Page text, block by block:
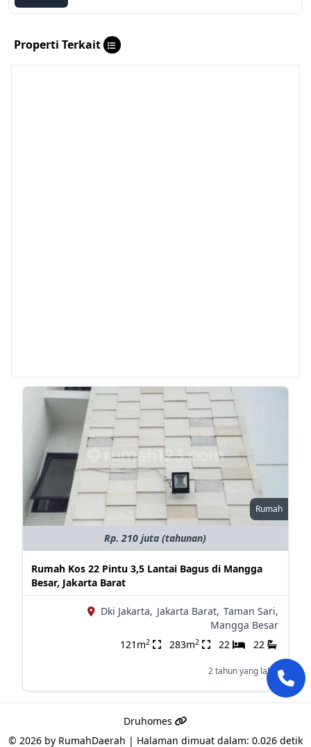
Properti Terkait
Rumah
Rp. 210 juta (tahunan)
Rumah Kos 22 Pintu 3,5 Lantai Bagus di Mangga
Besar, Jakarta Barat
Dki Jakarta, Jakarta Barat, Taman Sari,
Mangga Besar
121m2 283m2 22 22
2 tahun yang lalu
Druhomes
© 2026 by RumahDaerah | Halaman dimuat dalam: 0.026 detik